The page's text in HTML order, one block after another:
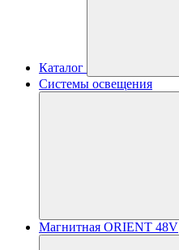
Каталог
Системы освещения
Магнитная ORIENT 48V